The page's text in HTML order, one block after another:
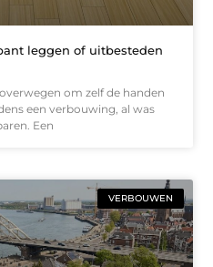
leggen of uitbesteden
om zelf de handen
een verbouwing, al was
Een
VERBOUWEN